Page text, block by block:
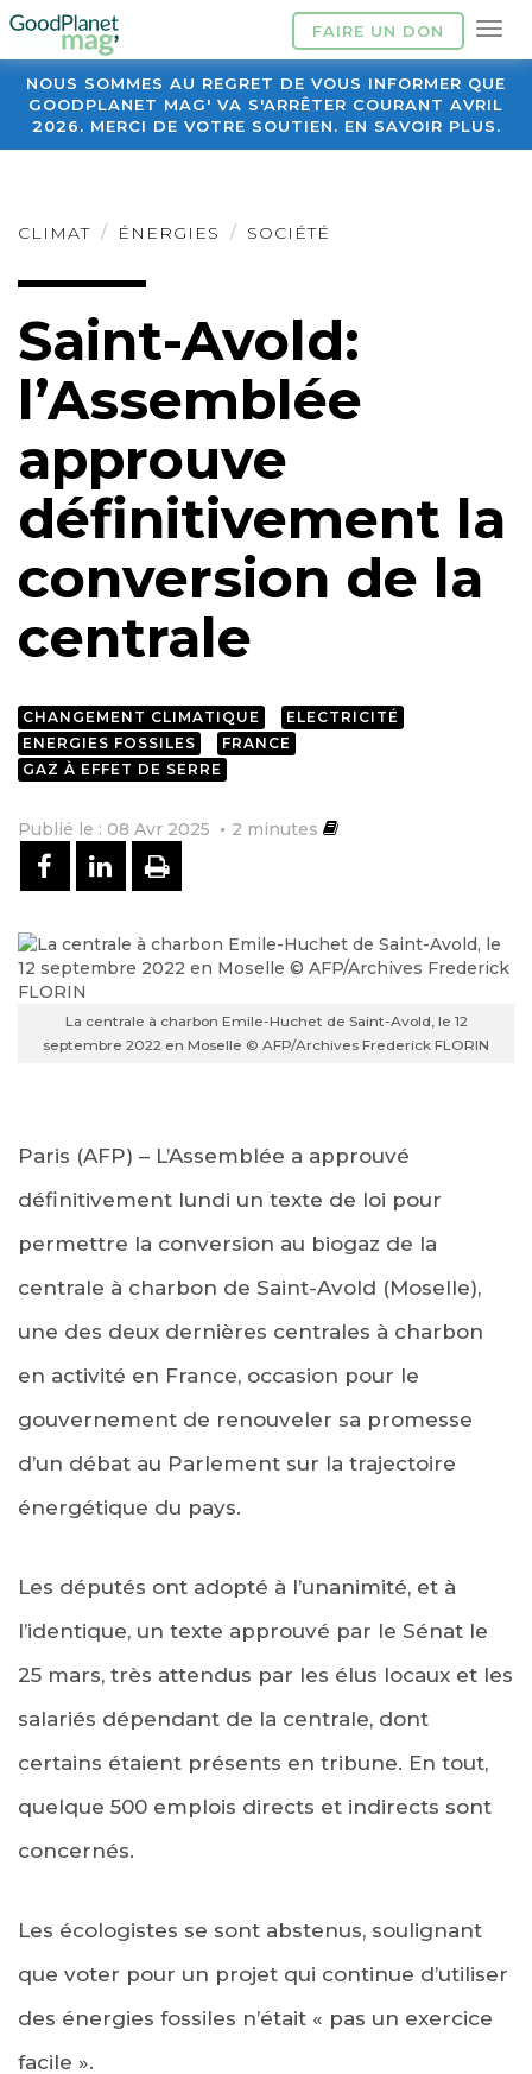
FAIRE UN DON
NOUS SOMMES AU REGRET DE VOUS INFORMER QUE
GOODPLANET MAG' VA S'ARRÊTER COURANT AVRIL
2026. MERCI DE VOTRE SOUTIEN. EN SAVOIR PLUS.
CLIMAT ÉNERGIES SOCIÉTÉ
Saint-Avold:
l’Assemblée
approuve
définitivement la
conversion de la
centrale
CHANGEMENT CLIMATIQUE
ELECTRICITÉ
ENERGIES FOSSILES
FRANCE
GAZ À EFFET DE SERRE
Publié le : 08 Avr 2025 2 minutes
PARTAGER SUR FACEBOOK
PARTAGER SUR LINKEDIN
IMPRIMER
La centrale à charbon Emile-Huchet de Saint-Avold, le 12
septembre 2022 en Moselle © AFP/Archives Frederick FLORIN
Paris (AFP) – L’Assemblée a approuvé
définitivement lundi un texte de loi pour
permettre la conversion au biogaz de la
centrale à charbon de Saint-Avold (Moselle),
une des deux dernières centrales à charbon
en activité en France, occasion pour le
gouvernement de renouveler sa promesse
d’un débat au Parlement sur la trajectoire
énergétique du pays.
Les députés ont adopté à l’unanimité, et à
l’identique, un texte approuvé par le Sénat le
25 mars, très attendus par les élus locaux et les
salariés dépendant de la centrale, dont
certains étaient présents en tribune. En tout,
quelque 500 emplois directs et indirects sont
concernés.
Les écologistes se sont abstenus, soulignant
que voter pour un projet qui continue d’utiliser
des énergies fossiles n’était « pas un exercice
facile ».